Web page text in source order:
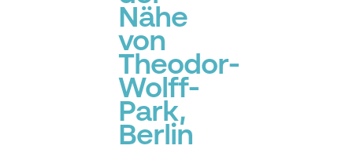
Nähe
von
Theodor-
Wolff-
Park,
Berlin